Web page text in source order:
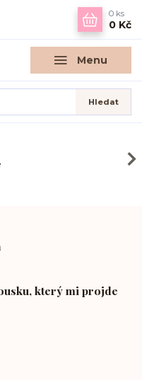
Menu
Hledat
0 ks
0 Kč
který mi projde